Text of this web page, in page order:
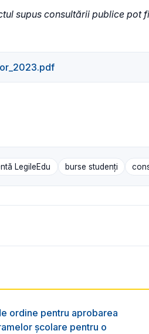
supus consultării publice pot
LegileEdu burse studenți
ordine pentru aprobarea
școlare pentru o